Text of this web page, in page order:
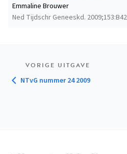
Ned Tijdschr Geneeskd.
Emmaline Brouwer
VORIGE UITGAVE
NTvG nummer 24 2009